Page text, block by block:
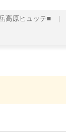
高原ヒュッテ■